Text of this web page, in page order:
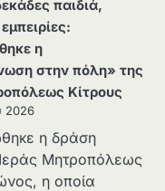
παιδιά,
η
στην πόλη» της
Κίτρους
2026
η δράση
Μητροπόλεως
η οποία